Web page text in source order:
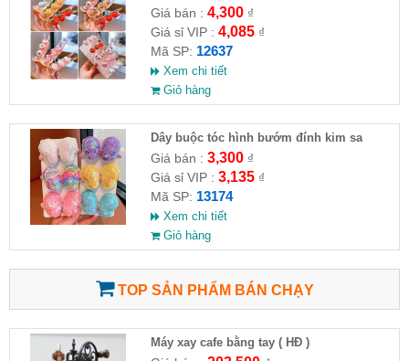
Giá bán : 4,300₫
Giá sỉ VIP : 4,085₫
Mã SP: 12637
Xem chi tiết
Giỏ hàng
Dây buộc tóc hình bướm đính kim sa
Giá bán : 3,300₫
Giá sỉ VIP : 3,135₫
Mã SP: 13174
Xem chi tiết
Giỏ hàng
TOP SẢN PHẨM BÁN CHẠY
Máy xay cafe bằng tay ( HĐ )